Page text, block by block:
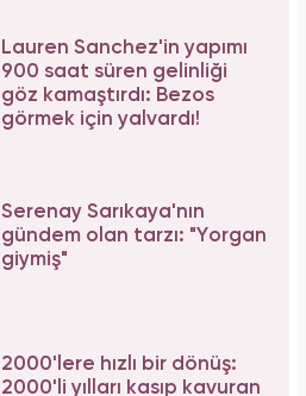
Lauren Sanchez'in yapımı
900 saat süren gelinliği
göz kamaştırdı: Bezos
görmek için yalvardı!
Serenay Sarıkaya'nın
gündem olan tarzı: "Yorgan
giymiş"
2000'lere hızlı bir dönüş:
2000'li yılları kasıp kavuran